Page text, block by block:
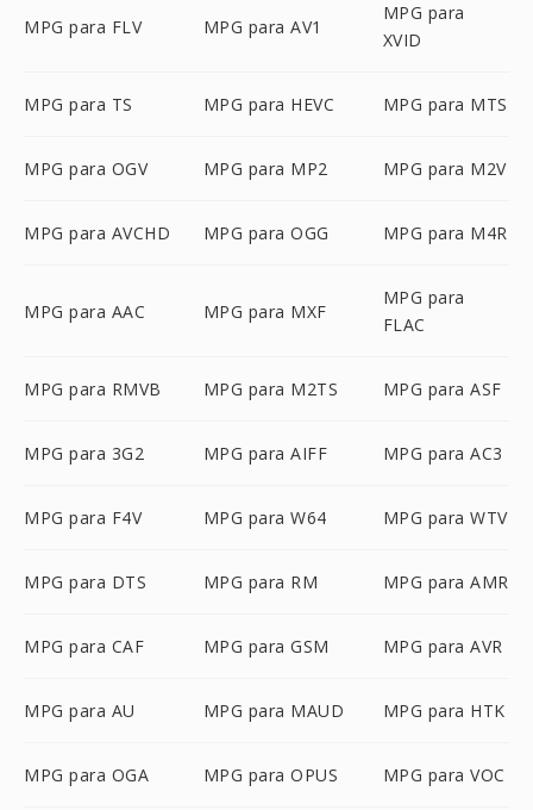
MPG para FLV MPG para AV1
MPG para
XVID
MPG para TS MPG para HEVC MPG para MTS
MPG para OGV MPG para MP2 MPG para M2V
MPG para AVCHD MPG para OGG MPG para M4R
MPG para AAC MPG para MXF
MPG para
FLAC
MPG para RMVB MPG para M2TS MPG para ASF
MPG para 3G2 MPG para AIFF MPG para AC3
MPG para F4V MPG para W64 MPG para WTV
MPG para DTS MPG para RM MPG para AMR
MPG para CAF MPG para GSM MPG para AVR
MPG para AU MPG para MAUD MPG para HTK
MPG para OGA MPG para OPUS MPG para VOC